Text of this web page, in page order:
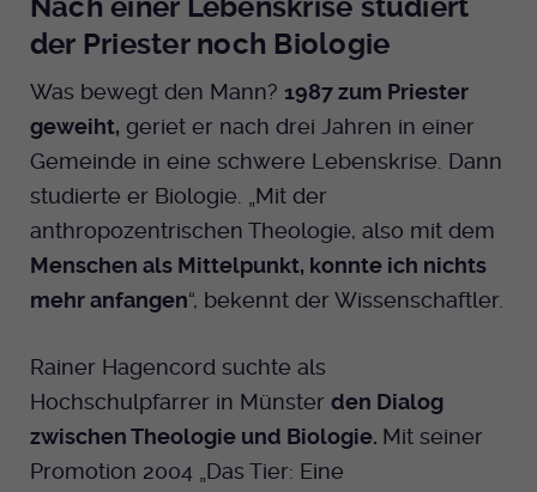
Nach einer Lebenskrise studiert
der Priester noch Biologie
Was bewegt den Mann? 1987 zum Priester
geweiht, geriet er nach drei Jahren in einer
Gemeinde in eine schwere Lebenskrise. Dann
studierte er Biologie. „Mit der
anthropozentrischen Theologie, also mit dem
Menschen als Mittelpunkt, konnte ich nichts
mehr anfangen“, bekennt der Wissenschaftler.
Rainer Hagencord suchte als
Hochschulpfarrer in Münster den Dialog
zwischen Theologie und Biologie. Mit seiner
Promotion 2004 „Das Tier: Eine